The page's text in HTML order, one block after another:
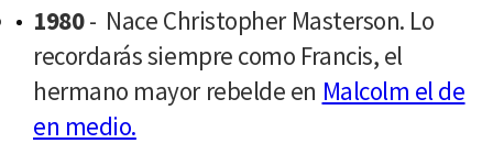
1980- Nace Christopher Masterson. Lo
recordarás siempre como Francis, el
hermano mayor rebelde en Malcolm el de
en medio.